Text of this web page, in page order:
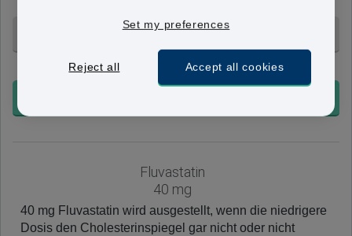
84 Kapseln - 77,95 €
+ Ohne Voranmeldung
Fluvastatin
40 mg
40 mg Fluvastatin wird ausgestellt, wenn die niedrigere
Dosis den Cholesterinspiegel gar nicht oder nicht
Set my preferences
Reject all Accept all cookies